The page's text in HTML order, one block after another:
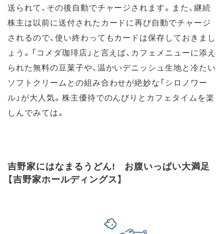
送られて、その後自動でチャージされます。また、継続
株主は以前に送付されたカードに再び自動でチャージ
されるので、使い終わってもカードは保存しておきまし
ょう。「コメダ珈琲店」と言えば、カフェメニューに添え
られた無料の豆菓子や、温かいデニッシュ生地と冷たい
ソフトクリームとの組み合わせが絶妙な「シロノワー
ル」が大人気。株主優待でのんびりとカフェタイムを楽
しんでみては。
吉野家にはなまるうどん! お腹いっぱい大満足
【吉野家ホールディングス】